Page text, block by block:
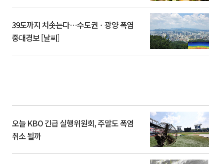
39도까지 치솟는다⋯수도권ㆍ광양 폭염
중대경보 [날씨]
오늘 KBO 긴급 실행위원회, 주말도 폭염
취소 될까